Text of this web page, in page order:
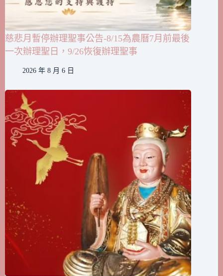
慈悲月暫停辦理聖事公告-8/15為農曆7月前最後
一次辦理聖日，9/26恢復辦理聖事
2026 年 8 月 6 日